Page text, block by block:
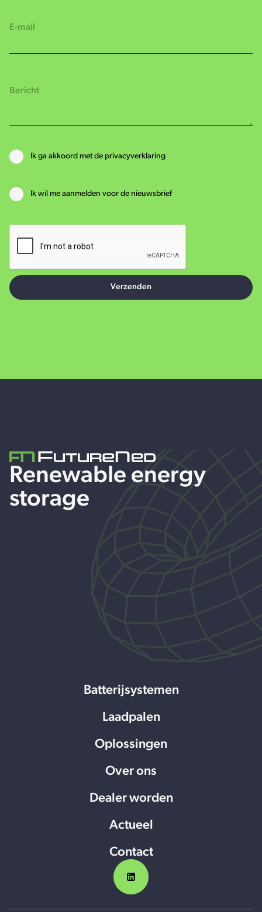
Ik ga akkoord met de privacyverklaring
Ik wil me aanmelden voor de nieuwsbrief
Renewable energy
storage
Batterijsystemen
Laadpalen
Oplossingen
Over ons
Dealer worden
Actueel
Contact